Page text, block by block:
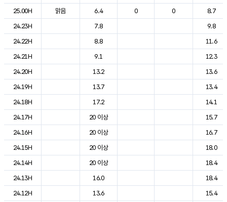
25.00H
맑음 6.4 0 0
8.7
24.23H
7.8
9.8
24.22H
8.8
11.6
24.21H
9.1
12.3
24.20H
13.2
13.6
24.19H
13.7
13.4
24.18H
17.2
14.1
24.17H
20 이상
15.7
24.16H
20 이상
16.7
24.15H
20 이상
18.0
24.14H
20 이상
18.4
24.13H
16.0
18.4
24.12H
13.6
15.4